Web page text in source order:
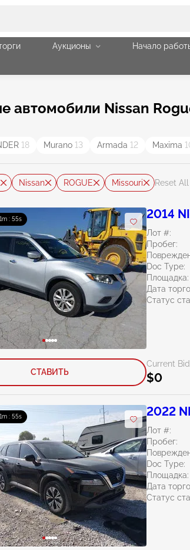
Аукционы
Начало
автомобили Nissan
18 Murano 13 Armada 12 Maxima
Nissan ROGUE Missouri Reset All
: 54s 2014
Лот #:
Пробег:
Doc Type:
Площадка:
Дата
Статус
Current
$0
СТАВИТЬ
: 54s 2022
Лот #:
Пробег:
Doc Type:
Площадка:
Дата
Статус